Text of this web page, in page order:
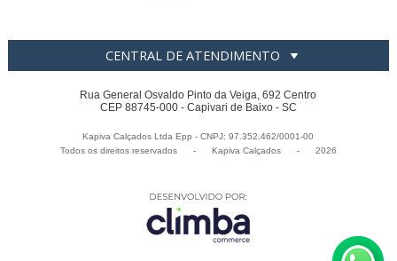
CENTRAL DE ATENDIMENTO
Rua General Osvaldo Pinto da Veiga, 692 Centro
CEP 88745-000 - Capivari de Baixo - SC
Kapiva Calçados Ltda Epp - CNPJ: 97.352.462/0001-00
Todos os direitos reservados
- Kapiva Calçados - 2026